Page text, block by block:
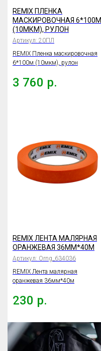
REMIX ПЛЕНКА
МАСКИРОВОЧНАЯ 6*100М
(10МКМ), РУЛОН
Артикул: 20ПЛ
REMIX Пленка маскировочная
6*100м (10мкм), рулон
3 760 р.
REMIX ЛЕНТА МАЛЯРНАЯ
ОРАНЖЕВАЯ 36ММ*40М
Артикул: Orng_634036
REMIX Лента малярная
оранжевая 36мм*40м
230 р.